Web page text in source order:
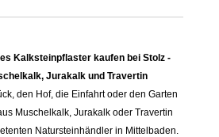
Kalksteinpflaster kaufen bei Stolz -
Jurakalk und Travertin
den Hof, die Einfahrt oder den Garten
Muschelkalk, Jurakalk oder Travertin
Natursteinhändler in Mittelbaden.